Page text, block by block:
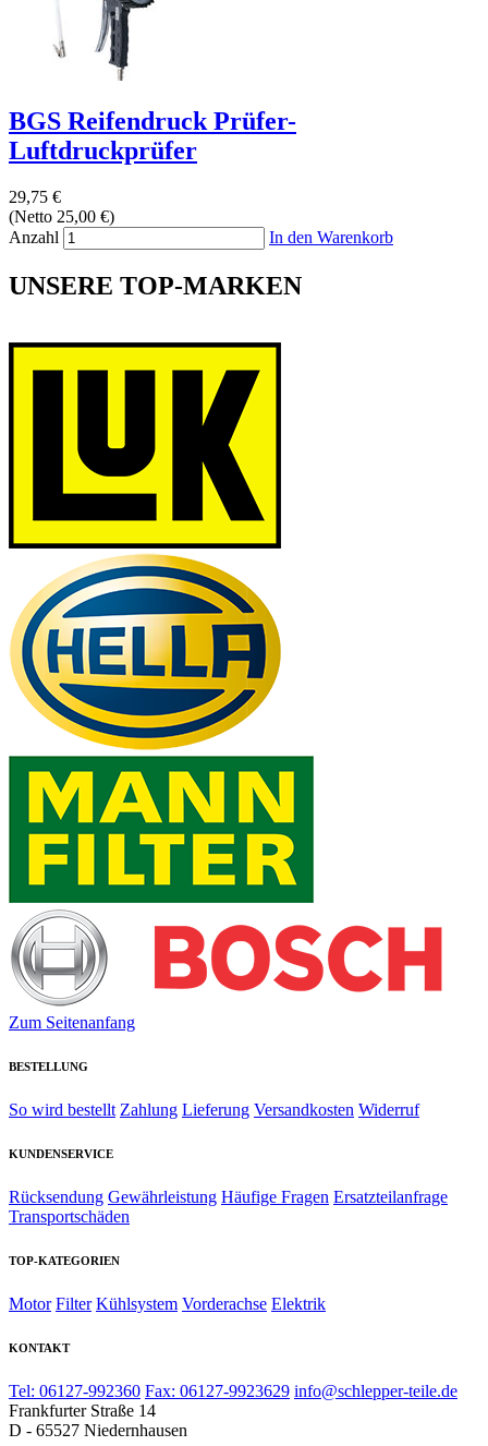
BGS Reifendruck Prüfer-
Luftdruckprüfer
29,75 €
(Netto 25,00 €)
Anzahl
In den Warenkorb
UNSERE TOP-MARKEN
Zum Seitenanfang
BESTELLUNG
So wird bestellt Zahlung Lieferung Versandkosten Widerruf
KUNDENSERVICE
Rücksendung Gewährleistung Häufige Fragen Ersatzteilanfrage
Transportschäden
TOP-KATEGORIEN
Motor Filter Kühlsystem Vorderachse Elektrik
KONTAKT
Tel: 06127-992360 Fax: 06127-9923629 info@schlepper-teile.de
Frankfurter Straße 14
D - 65527 Niedernhausen